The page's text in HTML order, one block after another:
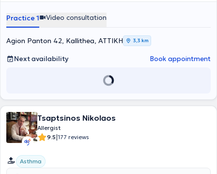
Practice 1 Video consultation
Agion Panton 42, Kallithea, ΑΤΤΙΚΗ 3,3 km
Next availability Book appointment
Tsaptsinos Nikolaos
Allergist
9.5|177 reviews
Asthma